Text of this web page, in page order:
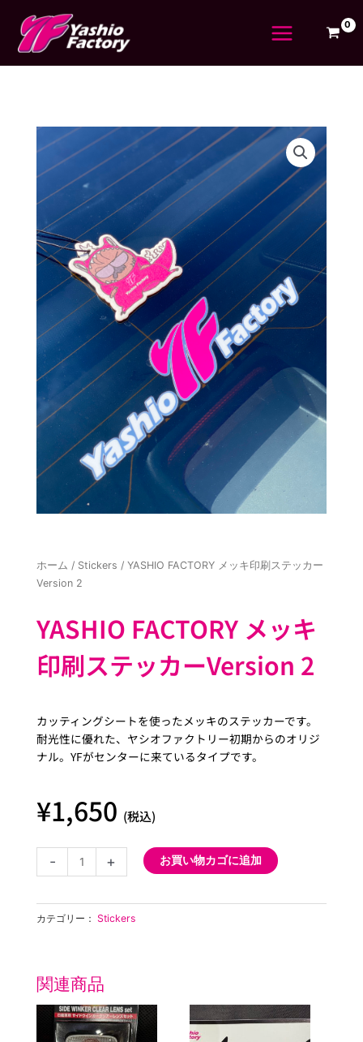
ホーム / Stickers / YASHIO FACTORY メッキ印刷ステッカー
Version 2
YASHIO FACTORY メッキ
印刷ステッカーVersion 2
カッティングシートを使ったメッキのステッカーです。
耐光性に優れた、ヤシオファクトリー初期からのオリジ
ナル。YFがセンターに来ているタイプです。
¥1,650 (税込)
-
FACTORY
キ
ス
+ お買い物カゴに追加
カテゴリー： Stickers
関連商品